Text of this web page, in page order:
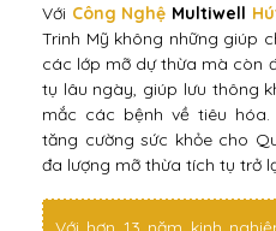
Với Công Nghệ Multiwell
Trinh Mỹ không những giúp
các lớp mỡ dự thừa mà còn
tụ lâu ngày, giúp lưu thông
mắc các bệnh về tiêu
tăng cường sức khỏe cho
đa lượng mỡ thừa tích tụ trở